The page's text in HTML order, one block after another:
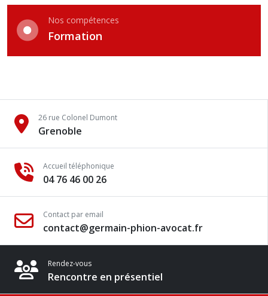
Nos compétences
Formation
26 rue Colonel Dumont
Grenoble
Accueil téléphonique
04 76 46 00 26
Contact par email
contact@germain-phion-avocat.fr
Rendez-vous
Rencontre en présentiel